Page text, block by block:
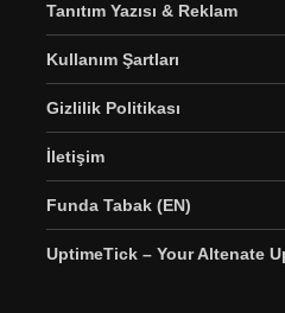
Tanıtım Yazısı & Reklam
Kullanım Şartları
Gizlilik Politikası
İletişim
Funda Tabak (EN)
UptimeTick – Your Altenate